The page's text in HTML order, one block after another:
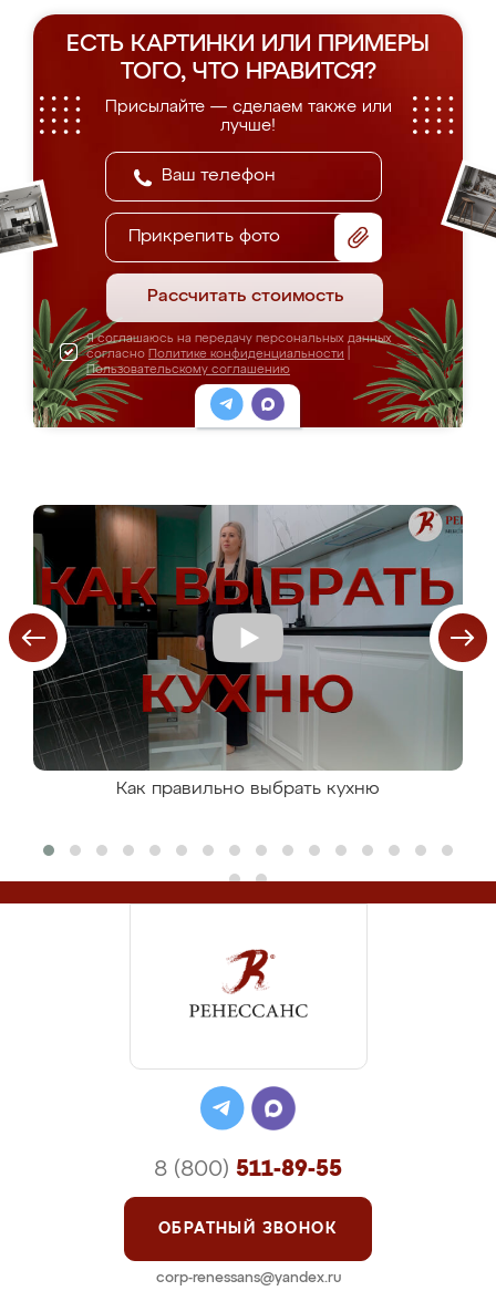
ЕСТЬ КАРТИНКИ ИЛИ ПРИМЕРЫ
ТОГО, ЧТО НРАВИТСЯ?
Присылайте — сделаем также или
лучше!
Прикрепить фото
Рассчитать стоимость
Я соглашаюсь на передачу персональных данных
согласно Политике конфиденциальности
Пользовательскому соглашению
Как правильно выбрать кухню
8 (800) 511-89-55
ОБРАТНЫЙ ЗВОНОК
corp-renessans@yandex.ru